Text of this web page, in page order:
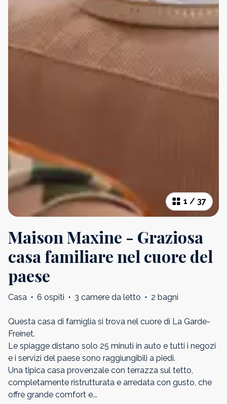
1 / 37
Maison Maxine - Graziosa
casa familiare nel cuore del
paese
Casa · 6 ospiti · 3 camere da letto · 2 bagni
Questa casa di famiglia si trova nel cuore di La Garde-
Freinet.
Le spiagge distano solo 25 minuti in auto e tutti i negozi
e i servizi del paese sono raggiungibili a piedi.
Una tipica casa provenzale con terrazza sul tetto,
completamente ristrutturata e arredata con gusto, che
offre grande comfort e...